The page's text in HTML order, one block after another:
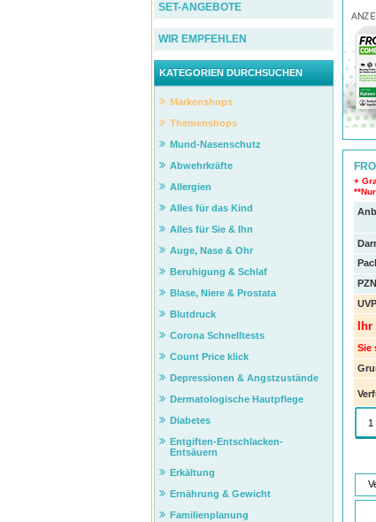
+
PZN
UVP
Ihr
Sie
SET-ANGEBOTE
WIR EMPFEHLEN
KATEGORIEN DURCHSUCHEN
Markenshops
Themenshops
Mund-Nasenschutz
Abwehrkräfte
Allergien
Alles für das Kind
Alles für Sie & Ihn
Auge, Nase & Ohr
Beruhigung & Schlaf
Blase, Niere & Prostata
Blutdruck
Corona Schnelltests
Count Price klick
Depressionen & Angstzustände
Dermatologische Hautpflege
Diabetes
Entgiften-Entschlacken-
Entsäuern
Erkältung
Ernährung & Gewicht
Familienplanung